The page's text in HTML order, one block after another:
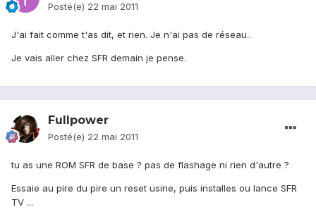
Posté(e) 22 mai 2011
J'ai fait comme t'as dit, et rien. Je n'ai pas de réseau..
Je vais aller chez SFR demain je pense.
Fullpower
Posté(e) 22 mai 2011
tu as une ROM SFR de base ? pas de flashage ni rien d'autre ?
Essaie au pire du pire un reset usine, puis installes ou lance SFR
TV ...